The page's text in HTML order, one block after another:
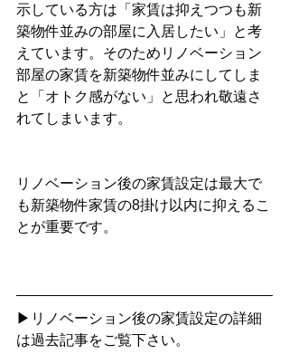
示している方は「家賃は抑えつつも新
築物件並みの部屋に入居したい」と考
えています。そのためリノベーション
部屋の家賃を新築物件並みにしてしま
と「オトク感がない」と思われ敬遠さ
れてしまいます。
リノベーション後の家賃設定は最大で
も新築物件家賃の8掛け以内に抑えるこ
とが重要です。
▶リノベーション後の家賃設定の詳細
は過去記事をご覧下さい。